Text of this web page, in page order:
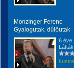
Monzinger Ferenc -
Gyalogutak, dűlőutak
6 éve